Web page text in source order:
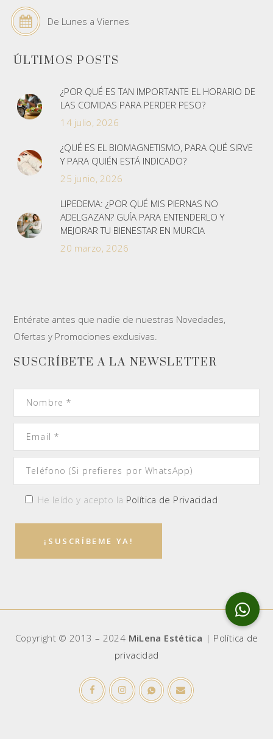
De Lunes a Viernes
ÚLTIMOS POSTS
¿POR QUÉ ES TAN IMPORTANTE EL HORARIO DE
LAS COMIDAS PARA PERDER PESO?
14 julio, 2026
¿QUÉ ES EL BIOMAGNETISMO, PARA QUÉ SIRVE
Y PARA QUIÉN ESTÁ INDICADO?
25 junio, 2026
LIPEDEMA: ¿POR QUÉ MIS PIERNAS NO
ADELGAZAN? GUÍA PARA ENTENDERLO Y
MEJORAR TU BIENESTAR EN MURCIA
20 marzo, 2026
Entérate antes que nadie de nuestras Novedades,
Ofertas y Promociones exclusivas.
SUSCRÍBETE A LA NEWSLETTER
He leído y acepto la Política de Privacidad
Copyright © 2013 – 2024 MiLena Estética | Política de
privacidad